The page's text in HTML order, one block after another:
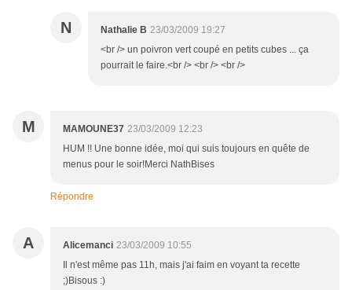
N Nathalie B 23/03/2009 19:27
<br /> un poivron vert coupé en petits cubes ... ça
pourrait le faire.<br /> <br /> <br />
M MAMOUNE37 23/03/2009 12:23
HUM !! Une bonne idée, moi qui suis toujours en quête de
menus pour le soir!Merci NathBises
Répondre
A Alicemanci 23/03/2009 10:55
Il n'est même pas 11h, mais j'ai faim en voyant ta recette
;)Bisous :)